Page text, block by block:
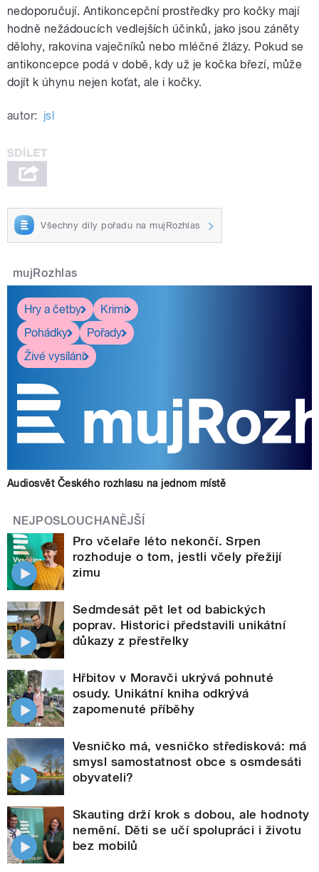
nedoporučují. Antikoncepční prostředky pro kočky mají
hodně nežádoucích vedlejších účinků, jako jsou záněty
dělohy, rakovina vaječníků nebo mléčné žlázy. Pokud se
antikoncepce podá v době, kdy už je kočka březí, může
dojít k úhynu nejen koťat, ale i kočky.
autor: jsl
Všechny díly pořadu na mujRozhlas
mujRozhlas
Hry a četby
Krimi
Pohádky
Pořady
Živé vysílání
Audiosvět Českého rozhlasu na jednom místě
NEJPOSLOUCHANĚJŠÍ
Pro včelaře léto nekončí. Srpen
rozhoduje o tom, jestli včely přežijí
zimu
Sedmdesát pět let od babických
poprav. Historici představili unikátní
důkazy z přestřelky
Hřbitov v Moravči ukrývá pohnuté
osudy. Unikátní kniha odkrývá
zapomenuté příběhy
Vesničko má, vesničko středisková: má
smysl samostatnost obce s osmdesáti
obyvateli?
Skauting drží krok s dobou, ale hodnoty
nemění. Děti se učí spolupráci i životu
bez mobilů